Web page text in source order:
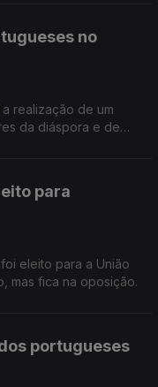
no
realização de um
da diáspora e de
para
eleito para a União
mas fica na oposição.
portugueses